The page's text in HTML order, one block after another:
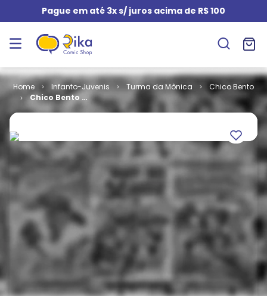
Pague em até 3x s/ juros acima de R$ 100
Infanto-Juvenis Turma da Mônica
Chico Bento
Chico Bento -
2ª Série # 038